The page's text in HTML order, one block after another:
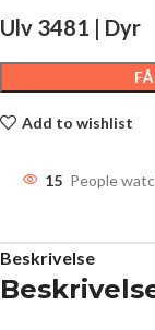
Ulv 3481 | Dyr
Add to wishlist
15 People
Beskrivelse